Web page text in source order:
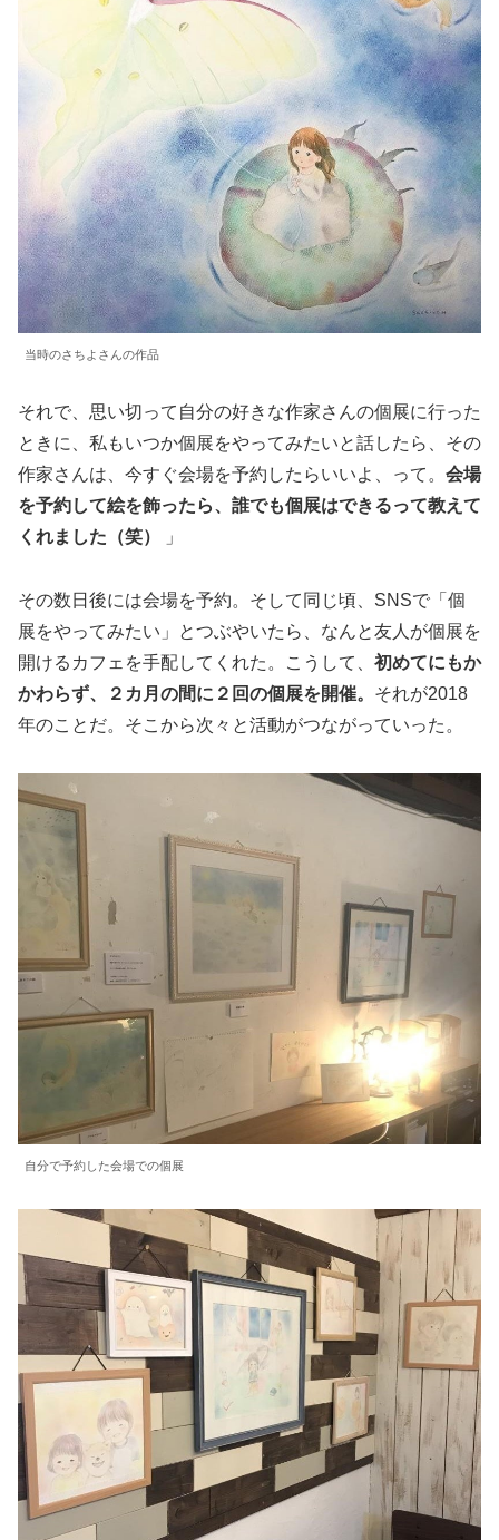
当時のさちよさんの作品
それで、思い切って自分の好きな作家さんの個展に行った
ときに、私もいつか個展をやってみたいと話したら、その
作家さんは、今すぐ会場を予約したらいいよ、って。 会場
を予約して絵を飾ったら、誰でも個展はできるって教えて
くれました（笑）
」
その数日後には会場を予約。そして同じ頃、SNSで「個
展をやってみたい」とつぶやいたら、なんと友人が個展を
開けるカフェを手配してくれた。こうして、 初めてにもか
かわらず、２カ月の間に２回の個展を開催。 それが2018
年のことだ。そこから次々と活動がつながっていった。
自分で予約した会場での個展